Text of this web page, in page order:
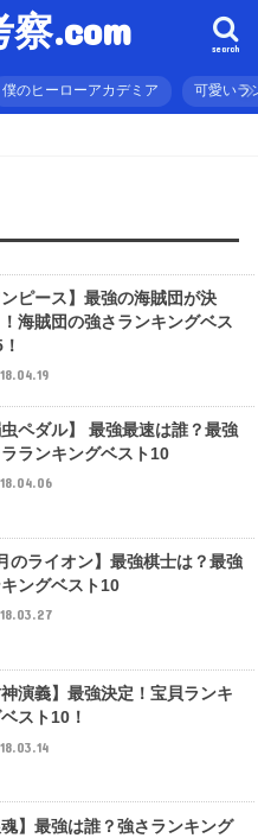
.com search
僕のヒーローアカデミア 可愛いラ
ンピース】最強の海賊団が決
海賊団の強さランキングベス
虫ペダル】 最強最速は誰？最強
ランキングベスト10
のライオン】最強棋士は？最強
ングベスト10
神演義】最強決定！宝貝ランキ
スト10！
魂】最強は誰？強さランキング